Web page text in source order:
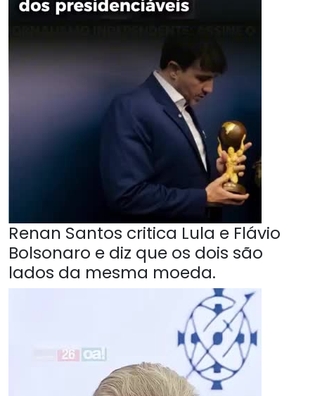
Renan Santos critica Lula e Flávio
Bolsonaro e diz que os dois são
lados da mesma moeda.